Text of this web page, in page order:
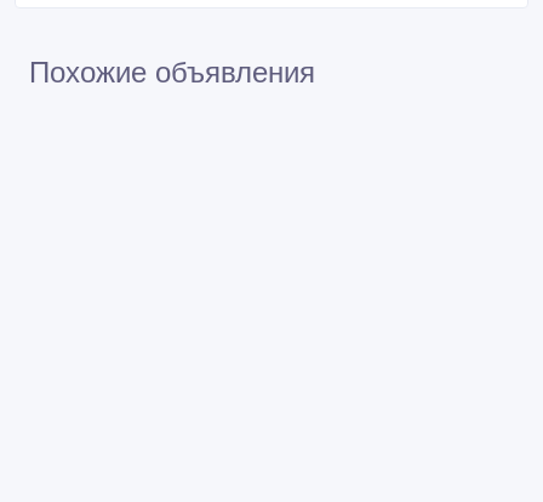
Похожие объявления